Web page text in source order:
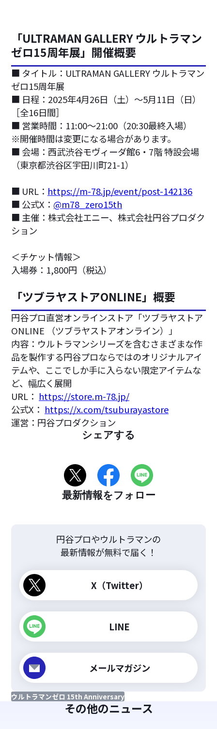
「ULTRAMAN GALLERY ウルトラマン
ゼロ15周年展」開催概要
■ タイトル：ULTRAMAN GALLERY ウルトラマン
ゼロ15周年展
■ 日程：2025年4月26日（土）～5月11日（日）
［全16日間］
■ 営業時間：11:00〜21:00（20:30最終入場）
※開催時間は変更になる場合があります。
■ 会場：西武渋谷モヴィーダ館6・7階 特設会場
（東京都渋谷区宇田川町21-1）
■ URL： https://m-78.jp/event/post-142136
■ 公式X： @m78_zero15th
■ 主催：株式会社エニー、株式会社円谷プロダク
ション
＜チケット情報＞
入場券：1,800円（税込）
「ツブラヤストアONLINE」概要
円谷プロ直営オンラインストア「ツブラヤストア
ONLINE （ツブラヤストアオンライン）」
内容：ウルトラマンシリーズを含むさまざまな作
品を製作する円谷プロならではのオリジナルアイ
テムや、ここでしか手に入らない限定アイテムな
ど、幅広く展開
URL： https://store.m-78.jp/
公式X： https://x.com/tsuburayastore
運営：円谷プロダクション
シェアする
最新情報をフォロー
円谷プロやウルトラマンの
最新情報が無料で届く！
X（Twitter）
LINE
メールマガジン
ウルトラマンゼロ 15th Anniversary
その他のニュース